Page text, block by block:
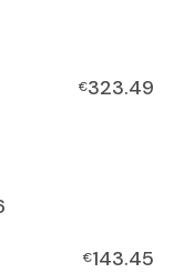
€323.49
€143.45